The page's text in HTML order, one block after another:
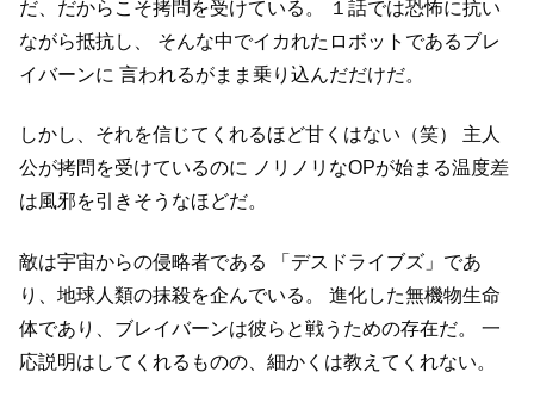
だ、だからこそ拷問を受けている。
１話では恐怖に抗い
ながら抵抗し、
そんな中でイカれたロボットであるブレ
イバーンに 言われるがまま乗り込んだだけだ。
しかし、それを信じてくれるほど甘くはない（笑）
主人
公が拷問を受けているのに ノリノリなOPが始まる温度差
は風邪を引きそうなほどだ。
敵は宇宙からの侵略者である
「デスドライブズ」であ
り、地球人類の抹殺を企んでいる。
進化した無機物生命
体であり、ブレイバーンは彼らと戦うための存在だ。
一
応説明はしてくれるものの、細かくは教えてくれない。